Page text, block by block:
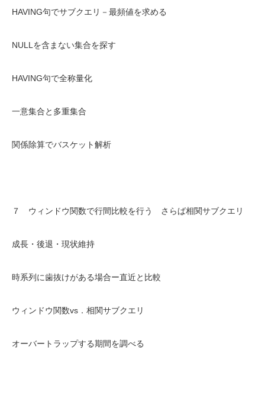
HAVING句でサブクエリ－最頻値を求める
NULLを含まない集合を探す
HAVING句で全称量化
一意集合と多重集合
関係除算でバスケット解析
７ ウィンドウ関数で行間比較を行う さらば相関サブクエリ
成長・後退・現状維持
時系列に歯抜けがある場合ー直近と比較
ウィンドウ関数vs．相関サブクエリ
オーバートラップする期間を調べる